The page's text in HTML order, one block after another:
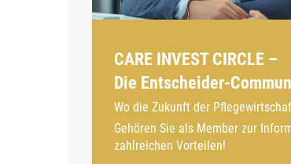
CARE INVEST CIRCLE –
Die Entscheider-
Wo die Zukunft der
Gehören Sie als Member zur
zahlreichen Vorteilen!